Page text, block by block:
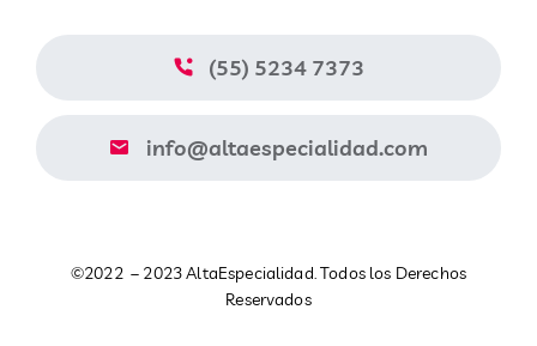
Catálogo
(55) 5234 7373
info@altaespecialidad.com
©2022 – 2023 AltaEspecialidad. Todos los Derechos
Reservados